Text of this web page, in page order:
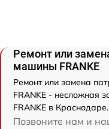
Ремонт или
машины FRANKE
Ремонт или замена
FRANKE - несложная
FRANKE в
Позвоните нам и